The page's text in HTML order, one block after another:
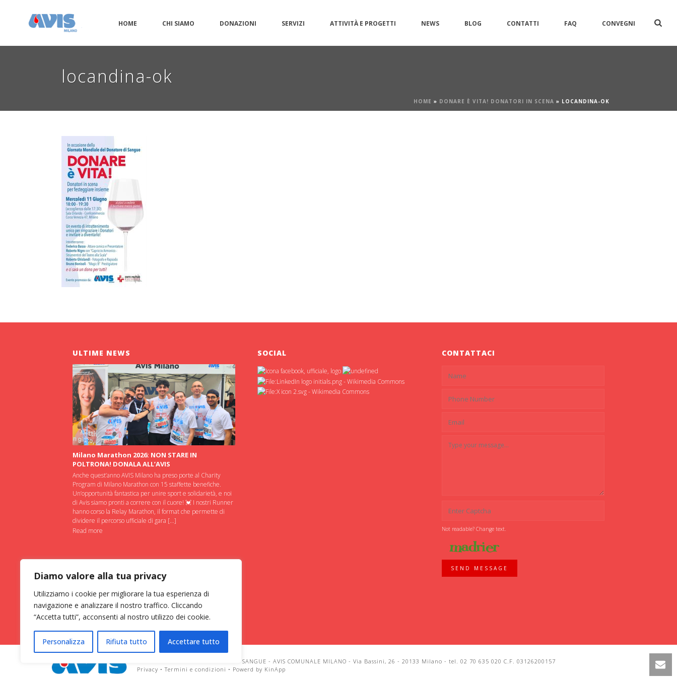
Diamo valore alla tua privacy
Utilizziamo i cookie per migliorare la tua esperienza di
navigazione e analizzare il nostro traffico. Cliccando
“Accetta tutti”, acconsenti al nostro utilizzo dei cookie.
Personalizza Rifiuta tutto Accettare tutto
HOME CHI SIAMO DONAZIONI SERVIZI ATTIVITÀ E PROGETTI NEWS BLOG CONTATTI FAQ CONVEGNI
locandina-ok
HOME » DONARE È VITA! DONATORI IN SCENA » LOCANDINA-OK
ULTIME NEWS
Milano Marathon 2026: NON STARE IN
POLTRONA! DONALA ALL’AVIS
Anche quest’anno AVIS Milano ha preso porte al Charity
Program di Milano Marathon con 15 staffette benefiche.
Un’opportunità fantastica per unire sport e solidarietà, e noi
di Avis siamo pronti a correre con il cuore! 💓 I nostri Runner
hanno corso la Relay Marathon, il format che permette di
dividere il percorso ufficiale di gara […]
Read more
SOCIAL CONTATTACI
Not readable? Change text.
SEND MESSAGE
ASSOCIAZIONE VOLONTARI ITALIANI SANGUE - AVIS COMUNALE MILANO - Via Bassini, 26 - 20133 Milano - tel. 02 70 635 020 C.F. 03126200157
Privacy •Termini e condizioni • Powerd by KinApp